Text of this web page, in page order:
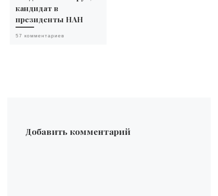
кандидат в
президенты НАН
57 комментариев
Добавить комментарий